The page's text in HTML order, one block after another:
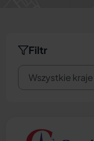
Filtr
Wszystkie kraje
Niderlandy